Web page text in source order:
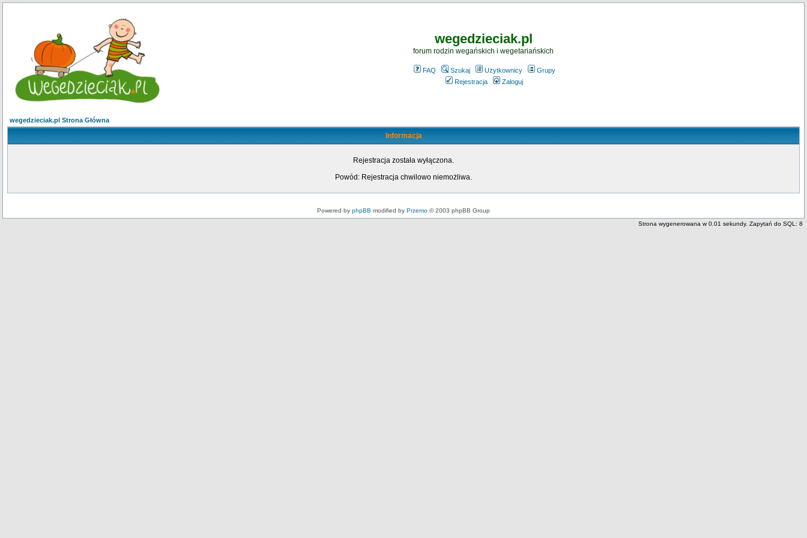
wegedzieciak.pl
forum rodzin wegańskich i wegetariańskich
FAQ Szukaj Użytkownicy
Grupy
Rejestracja
Zaloguj
wegedzieciak.pl Strona Główna
Informacja
Rejestracja została wyłączona.
Powód: Rejestracja chwilowo niemożliwa.
Powered by phpBB modified by Przemo © 2003 phpBB Group
Strona wygenerowana w 0.01 sekundy. Zapytań do SQL: 8